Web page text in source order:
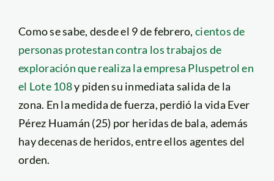
Como se sabe, desde el 9 de febrero, cientos de
personas protestan contra los trabajos de
exploración que realiza la empresa Pluspetrol en
el Lote 108y piden su inmediata salida de la
zona. En la medida de fuerza, perdió la vida Ever
Pérez Huamán (25) por heridas de bala, además
hay decenas de heridos, entre ellos agentes del
orden.